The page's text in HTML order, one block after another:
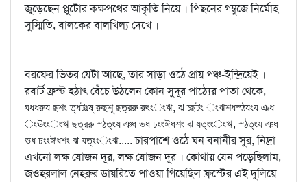
জুড়েছেন প্লুটোর কক্ষপথের আকৃতি নিয়ে । পিছনের গম্বুজে নির্মোহ
সুস্মিতি, বালকের বালখিল্য দেখে ।
বরফের ভিতর যেটা আছে, তার সাড়া ওঠে প্রায় পঞ্চ-ইন্দ্রিয়েই ।
রবার্ট ফ্রস্ট হঠাৎ বেঁচে উঠলেন কোন সুদূর পাঠ্যের পাতা থেকে,
ঘধধরুয ছশং ত্ধটংত্ষ্‌ রুছশূ ছত্ররু রুংংংঋ, ঝ চ্ছটং ংঋশধস্ঠযংয ঞধ
ংঊংংংঋ ছত্ররু স্ঠত্‌ংয ঞধ ভধ ঢংংঈধশং ঝ যত্‌ংংংঋ, স্ঠত্‌ংয ঞধ
ভধ ঢংংঈধশং ঝ যত্‌ংংংঋ.....চারপাশে ওঠে ঘন বনানীর সুর, নিদ্রা
এখনো লক্ষ যোজন দূর, লক্ষ যোজন দূর । কোথায় যেন পড়েছিলাম,
জওহরলাল নেহরুর ডায়রিতে পাওয়া গিয়েছিল ফ্রস্টের এই দুলিয়ে